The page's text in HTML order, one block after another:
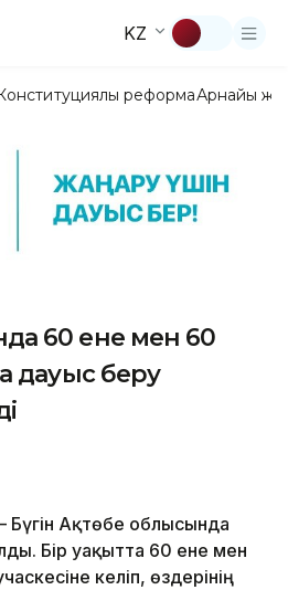
KZ
реформаАрнайы
60 ене мен 60
дауыс беру
Бүгін Ақтөбе облысында
Бір уақытта 60 ене мен
келіп, өздерінің